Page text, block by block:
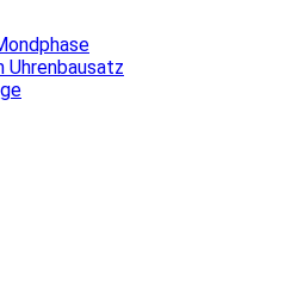
Uhrenbausatz